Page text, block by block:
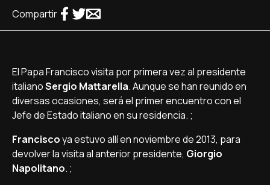
Compartir
El Papa Francisco visita por primera vez al presidente
italianoSergio Mattarella. Aunque se han reunido en
diversas ocasiones, será el primer encuentro con el
Jefe de Estado italiano en su residencia. ;
Franciscoya estuvo allí en noviembre de 2013, para
devolver la visita al anterior presidente, Giorgio
Napolitano. ;